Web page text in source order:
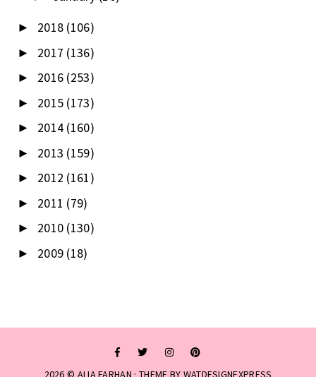
► 2018 (106)
► 2017 (136)
► 2016 (253)
► 2015 (173)
► 2014 (160)
► 2013 (159)
► 2012 (161)
► 2011 (79)
► 2010 (130)
► 2009 (18)
2026 © ALIA FARHAN · THEME BY WATDESIGNEXPRESS